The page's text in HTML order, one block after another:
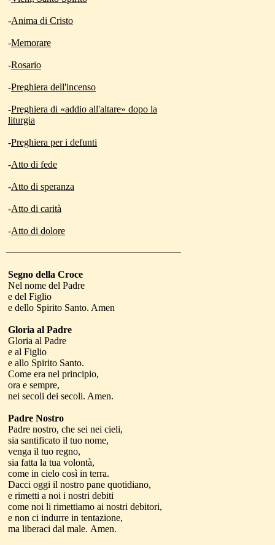
-Anima di Cristo
-Memorare
-Rosario
-Preghiera dell'incenso
-Preghiera di «addio all'altare» dopo la
liturgia
-Preghiera per i defunti
-Atto di fede
-Atto di speranza
-Atto di carità
-Atto di dolore
Segno della Croce
Nel nome del Padre
e del Figlio
e dello Spirito Santo. Amen
Gloria al Padre
Gloria al Padre
e al Figlio
e allo Spirito Santo.
Come era nel principio,
ora e sempre,
nei secoli dei secoli. Amen.
Padre Nostro
Padre nostro, che sei nei cieli,
sia santificato il tuo nome,
venga il tuo regno,
sia fatta la tua volontà,
come in cielo così in terra.
Dacci oggi il nostro pane quotidiano,
e rimetti a noi i nostri debiti
come noi li rimettiamo ai nostri debitori,
e non ci indurre in tentazione,
ma liberaci dal male. Amen.